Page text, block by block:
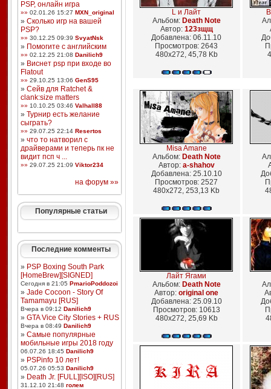
PSP, онлайн игра
»» 02.01.26 15:27 MXN_original
» Сколько игр на вашей
PSP?
»» 30.12.25 09:39 SvyatNsk
» Помогите с английским
»» 02.12.25 21:08 Danilich9
» Виснет psp при входе во
Flatout
»» 29.10.25 13:06 GenS95
» Сейв для Ratchet &
clank:size matters
»» 10.10.25 03:46 Valhall88
» Турнир есть желание
сыграть?
»» 29.07.25 22:14 Resertos
» что то натворил с
драйверами и теперь пк не
видит псп ч ...
»» 29.07.25 21:09 Viktor234
на форум »»
Популярные статьи
Последние комменты
» PSP Boxing South Park
[HomeBrew][SIGNED]
Сегодня в 21:05 PmarioPoddozoi
» Jade Cocoon - Story Of
Tamamayu [RUS]
Вчера в 09:12 Danilich9
» GTA Vice City Stories + RUS
Вчера в 08:49 Danilich9
» Самые популярные
мобильные игры 2018 году
06.07.26 18:45 Danilich9
» PSPinfo 10 лет!
05.07.26 05:53 Danilich9
» Death Jr. [FULL][ISO][RUS]
31.12.10 21:48 голем
L и Лайт
Альбом: Death Note
Автор: 123зщщ
Добавлена: 06.11.10
Просмотров: 2643
480x272, 45,78 Kb
Misa Amane
Альбом: Death Note
Автор: a-shahov
Добавлена: 25.10.10
Просмотров: 2527
480x272, 253,13 Kb
Лайт Ягами
Альбом: Death Note
Автор: original one
Добавлена: 25.09.10
Просмотров: 10613
480x272, 25,69 Kb